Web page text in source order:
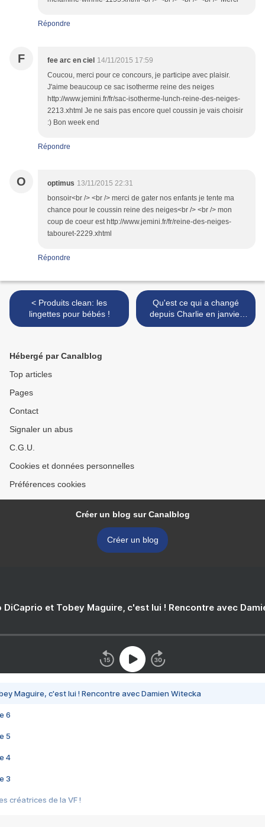
Répondre
F fee arc en ciel 14/11/2015 17:59
Coucou, merci pour ce concours, je participe avec plaisir.
J'aime beaucoup ce sac isotherme reine des neiges
http://www.jemini.fr/fr/sac-isotherme-lunch-reine-des-neiges-
2213.xhtml Je ne sais pas encore quel coussin je vais choisir
:) Bon week end
Répondre
O optimus 13/11/2015 22:31
bonsoir<br /> <br /> merci de gater nos enfants je tente ma
chance pour le coussin reine des neiges<br /> <br /> mon
coup de coeur est http://www.jemini.fr/fr/reine-des-neiges-
tabouret-2229.xhtml
Répondre
< Produits clean: les
lingettes pour bébés !
Qu'est ce qui a changé
depuis Charlie en janvier
2015 ? >
Hébergé par Canalblog
Top articles
Pages
Contact
Signaler un abus
C.G.U.
Cookies et données personnelles
Préférences cookies
Créer un blog sur Canalblog
Créer un blog
DiCaprio et Tobey Maguire, c'est lui ! Rencontre avec
Maguire, c'est lui ! Rencontre avec Damien Witecka
6
5
4
3
créatrices de la VF !